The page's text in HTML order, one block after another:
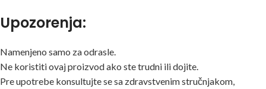
Upozorenja:
Namenjeno samo za odrasle.
Ne koristiti ovaj proizvod ako ste trudni ili dojite.
Pre upotrebe konsultujte se sa zdravstvenim stručnjakom,